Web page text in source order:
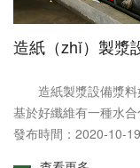
造紙（zhǐ）製漿
造紙製漿設備漿料
基於好纖維有一種水
離心（xīn）篩中（
發布時間：2020-10-19